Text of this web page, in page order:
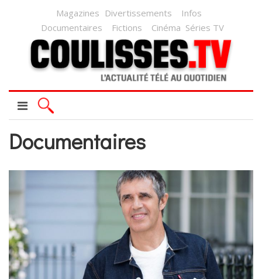
Magazines Divertissements
Infos
Documentaires
Fictions Cinéma Séries TV
Documentaires